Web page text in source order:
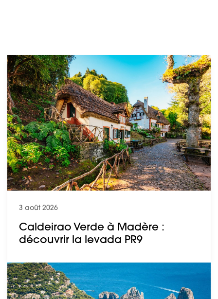
3 août 2026
Caldeirao Verde à Madère :
découvrir la levada PR9